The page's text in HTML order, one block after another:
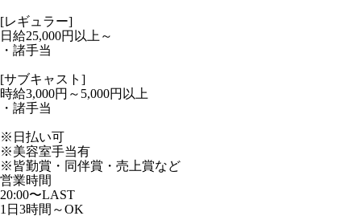
[レギュラー]
日給25,000円以上～
・諸手当
[サブキャスト]
時給3,000円～5,000円以上
・諸手当
※日払い可
※美容室手当有
※皆勤賞・同伴賞・売上賞など
営業時間
20:00〜LAST
1日3時間～OK